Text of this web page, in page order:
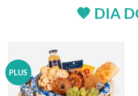
🤎 DIA
PLUS